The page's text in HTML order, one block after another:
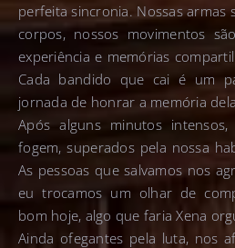
perfeita sincronia. Nossas armas
corpos, nossos movimentos
experiência e memórias
Cada bandido que cai é um
jornada de honrar a memória
Após alguns minutos
fogem, superados pela nossa
As pessoas que salvamos nos
eu trocamos um olhar de
bom hoje, algo que faria Xena
Ainda ofegantes pela luta, nos